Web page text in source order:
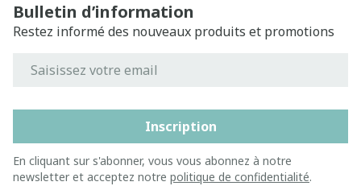
Bulletin d’information
Restez informé des nouveaux produits et promotions
Inscription
En cliquant sur s'abonner, vous vous abonnez à notre
newsletter et acceptez notre politique de confidentialité.